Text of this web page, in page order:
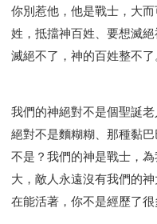
你別惹他，他是戰士，大
姓，抵擋神百姓、要想滅
滅絕不了，神的百姓整不了
我們的神絕對不是個聖誕
絕對不是麵糊糊、那種黏
不是？我們的神是戰士，
大，敵人永遠沒有我們的
在能活著，你不是經歷了很